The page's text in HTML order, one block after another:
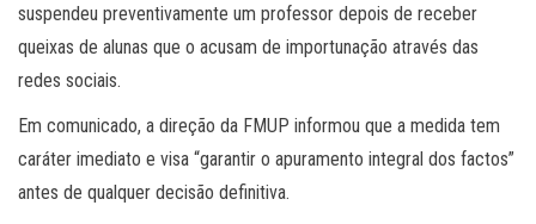
suspendeu preventivamente um professor depois de receber
queixas de alunas que o acusam de importunação através das
redes sociais.
Em comunicado, a direção da FMUP informou que a medida tem
caráter imediato e visa “garantir o apuramento integral dos factos”
antes de qualquer decisão definitiva.